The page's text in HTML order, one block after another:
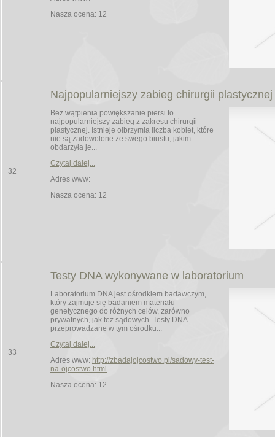
Nasza ocena: 12
32
Najpopularniejszy zabieg chirurgii plastycznej
Bez wątpienia powiększanie piersi to
najpopularniejszy zabieg z zakresu chirurgii
plastycznej. Istnieje olbrzymia liczba kobiet, które
nie są zadowolone ze swego biustu, jakim
obdarzyła je...
Czytaj dalej...
Adres www:
Nasza ocena: 12
33
Testy DNA wykonywane w laboratorium
Laboratorium DNA jest ośrodkiem badawczym,
który zajmuje się badaniem materiału
genetycznego do różnych celów, zarówno
prywatnych, jak też sądowych. Testy DNA
przeprowadzane w tym ośrodku...
Czytaj dalej...
Adres www: http://zbadajojcostwo.pl/sadowy-test-
na-ojcostwo.html
Nasza ocena: 12